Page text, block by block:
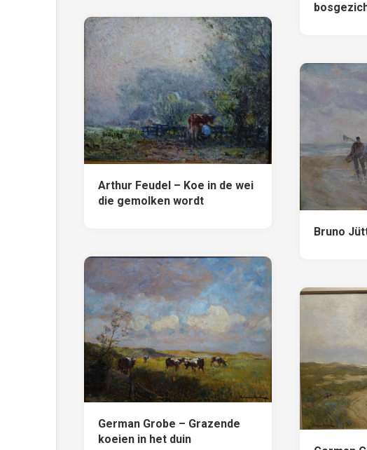
Arthur Feudel – Koe in de wei
die gemolken wordt
Bruno
German Grobe – Grazende
koeien in het duin